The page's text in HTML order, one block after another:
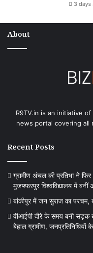
3 days
About
R9TV.in is an initiative
news portal covering all
Recent Posts
ग्रामीण अंचल की प्रतिभा ने फिर
मुजफ्फरपुर विश्वविद्यालय में
बांकीपुर में जन सुराज का
वीआईपी दौरे के समय बनी सड़क
बेहाल ग्रामीण, जनप्रतिनिधियों